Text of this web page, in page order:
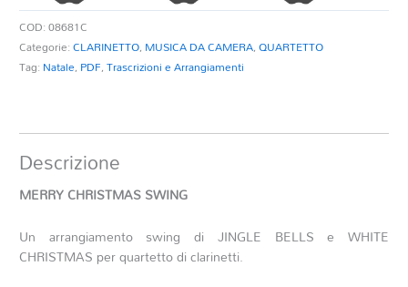
COD:08681C
Categorie:CLARINETTO, MUSICA DA CAMERA,QUARTETTO
Tag: Natale, PDF,Trascrizioni e Arrangiamenti
Descrizione
MERRY CHRISTMAS SWING
Un arrangiamento swing di JINGLE BELLS e WHITE
CHRISTMAS per quartetto di clarinetti.